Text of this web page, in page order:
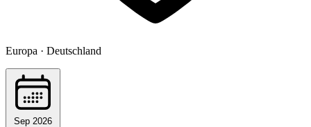
Europa · Deutschland
Sep 2026